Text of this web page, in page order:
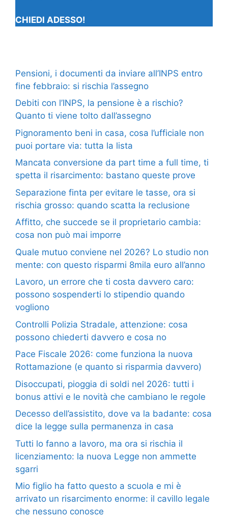
CHIEDI ADESSO!
Pensioni, i documenti da inviare all’INPS entro
fine febbraio: si rischia l’assegno
Debiti con l’INPS, la pensione è a rischio?
Quanto ti viene tolto dall’assegno
Pignoramento beni in casa, cosa l’ufficiale non
puoi portare via: tutta la lista
Mancata conversione da part time a full time, ti
spetta il risarcimento: bastano queste prove
Separazione finta per evitare le tasse, ora si
rischia grosso: quando scatta la reclusione
Affitto, che succede se il proprietario cambia:
cosa non può mai imporre
Quale mutuo conviene nel 2026? Lo studio non
mente: con questo risparmi 8mila euro all’anno
Lavoro, un errore che ti costa davvero caro:
possono sospenderti lo stipendio quando
vogliono
Controlli Polizia Stradale, attenzione: cosa
possono chiederti davvero e cosa no
Pace Fiscale 2026: come funziona la nuova
Rottamazione (e quanto si risparmia davvero)
Disoccupati, pioggia di soldi nel 2026: tutti i
bonus attivi e le novità che cambiano le regole
Decesso dell’assistito, dove va la badante: cosa
dice la legge sulla permanenza in casa
Tutti lo fanno a lavoro, ma ora si rischia il
licenziamento: la nuova Legge non ammette
sgarri
Mio figlio ha fatto questo a scuola e mi è
arrivato un risarcimento enorme: il cavillo legale
che nessuno conosce